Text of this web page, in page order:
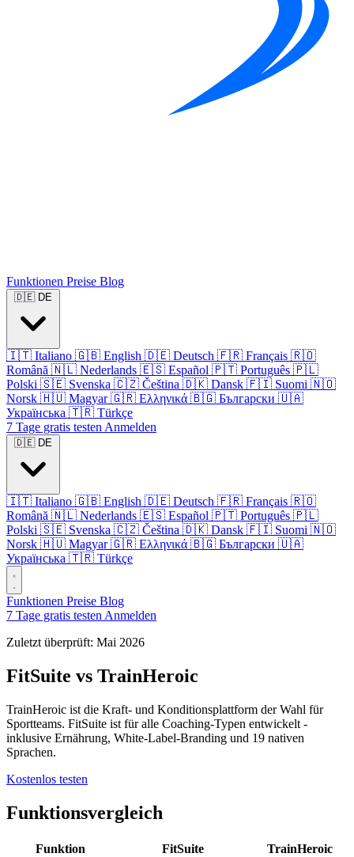
Funktionen Preise Blog
🇩🇪 DE
🇮🇹 Italiano 🇬🇧 English 🇩🇪 Deutsch 🇫🇷 Français 🇷🇴
Română 🇳🇱 Nederlands 🇪🇸 Español 🇵🇹 Português 🇵🇱
Polski 🇸🇪 Svenska 🇨🇿 Čeština 🇩🇰 Dansk 🇫🇮 Suomi 🇳🇴
Norsk 🇭🇺 Magyar 🇬🇷 Ελληνικά 🇧🇬 Български 🇺🇦
Українська 🇹🇷 Türkçe
7 Tage gratis testen Anmelden
🇩🇪 DE
🇮🇹 Italiano 🇬🇧 English 🇩🇪 Deutsch 🇫🇷 Français 🇷🇴
Română 🇳🇱 Nederlands 🇪🇸 Español 🇵🇹 Português 🇵🇱
Polski 🇸🇪 Svenska 🇨🇿 Čeština 🇩🇰 Dansk 🇫🇮 Suomi 🇳🇴
Norsk 🇭🇺 Magyar 🇬🇷 Ελληνικά 🇧🇬 Български 🇺🇦
Українська 🇹🇷 Türkçe
Funktionen Preise Blog
7 Tage gratis testen Anmelden
Zuletzt überprüft: Mai 2026
FitSuite vs TrainHeroic
TrainHeroic ist die Kraft- und Konditionsplattform der Wahl für
Sportteams. FitSuite ist für alle Coaching-Typen entwickelt -
inklusive Ernährung, White-Label-Branding und 19 nativen
Sprachen.
Kostenlos testen
Funktionsvergleich
Funktion FitSuite
TrainHeroic